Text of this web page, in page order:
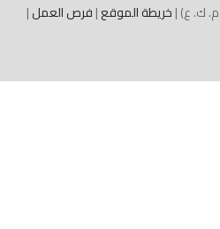
خريطة الموقع|فرص العمل|